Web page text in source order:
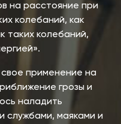
на расстояние при
колебаний, как
таких колебаний,
применение на
грозы и
наладить
службами, маяками и